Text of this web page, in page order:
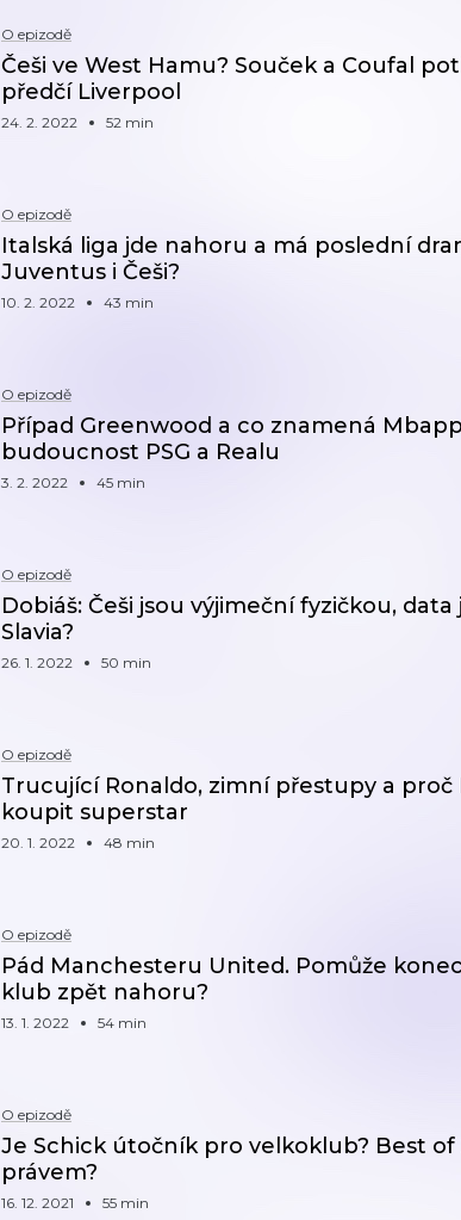
O epizodě
Češi ve West Hamu? Souček a Coufal
předčí Liverpool
24. 2. 2022 52 min
O epizodě
Italská liga jde nahoru a má poslední
Juventus i Češi?
10. 2. 2022 43 min
O epizodě
Případ Greenwood a co znamená
budoucnost PSG a Realu
3. 2. 2022 45 min
O epizodě
Dobiáš: Češi jsou výjimeční fyzičkou,
Slavia?
26. 1. 2022 50 min
O epizodě
Trucující Ronaldo, zimní přestupy a
koupit superstar
20. 1. 2022 48 min
O epizodě
Pád Manchesteru United. Pomůže
klub zpět nahoru?
13. 1. 2022 54 min
O epizodě
Je Schick útočník pro velkoklub? Best of
právem?
16. 12. 2021 55 min